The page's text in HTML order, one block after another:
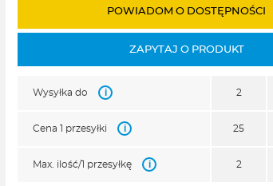
POWIADOM O DOSTĘPNOŚCI
ZAPYTAJ O PRODUKT
Wysyłka do i 2
Cena 1 przesyłki i 25
Max. ilość/1 przesyłkę i 2